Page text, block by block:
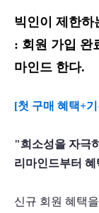
빅인이 제한하
: 회원 가입 완
마인드 한다.
[첫 구매 혜택+
"희소성을 자극
리마인드부터
신규 회원 혜택